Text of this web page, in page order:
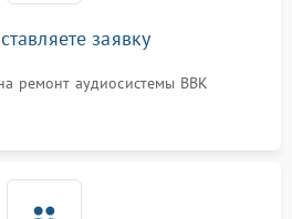
заявку
ремонт аудиосистемы BBK